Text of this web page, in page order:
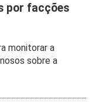
por facções
monitorar a
sobre a